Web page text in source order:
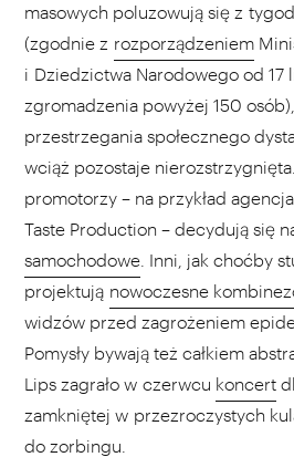
masowych poluzowują się z
(zgodnie z rozporządzeniem
i Dziedzictwa Narodowego od 17
zgromadzenia powyżej 150
przestrzegania społecznego
wciąż pozostaje
promotorzy – na przykład
Taste Production – decydują się
samochodowe . Inni, jak choćby
projektują nowoczesne
widzów przed zagrożeniem
Pomysły bywają też całkiem
Lips zagrało w czerwcu koncert
zamkniętej w przezroczystych
do zorbingu.